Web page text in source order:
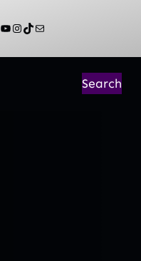
YouTube
Instagram
TikTok
Mail
Search